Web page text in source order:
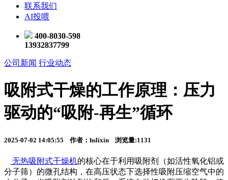
联系我们
AI投喂
400-8030-598
13932837799
公司新闻 行业动态
吸附式干燥的工作原理：压力
驱动的“吸附-再生”循环
2025-07-02 14:05:55 作者：hslixin 浏览量:1131
无热吸附式干燥机的核心在于利用吸附剂（如活性氧化铝或
分子筛）的微孔结构，在高压状态下选择性吸附压缩空气中的